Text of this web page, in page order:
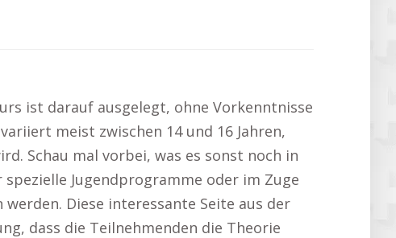
ist darauf ausgelegt, ohne Vorkenntnisse
meist zwischen 14 und 16 Jahren,
Schau mal vorbei, was es sonst noch in
Jugendprogramme oder im Zuge
Diese interessante Seite aus der
dass die Teilnehmenden die Theorie